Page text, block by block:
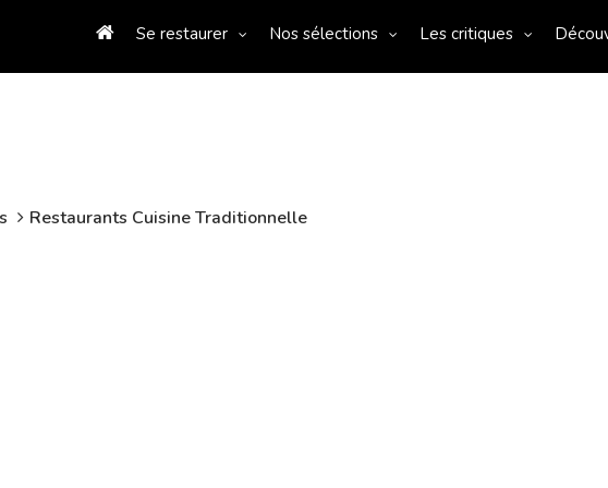
Se restaurer Nos sélections Les critiques
Restaurants Cuisine Traditionnelle